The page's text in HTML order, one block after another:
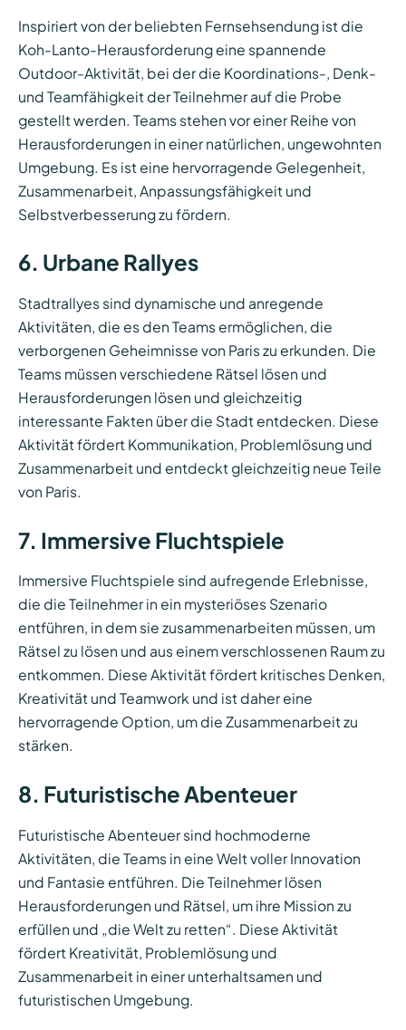
Inspiriert von der beliebten Fernsehsendung ist die
Koh-Lanto-Herausforderung eine spannende
Outdoor-Aktivität, bei der die Koordinations-, Denk-
und Teamfähigkeit der Teilnehmer auf die Probe
gestellt werden. Teams stehen vor einer Reihe von
Herausforderungen in einer natürlichen, ungewohnten
Umgebung. Es ist eine hervorragende Gelegenheit,
Zusammenarbeit, Anpassungsfähigkeit und
Selbstverbesserung zu fördern.
6. Urbane Rallyes
Stadtrallyes sind dynamische und anregende
Aktivitäten, die es den Teams ermöglichen, die
verborgenen Geheimnisse von Paris zu erkunden. Die
Teams müssen verschiedene Rätsel lösen und
Herausforderungen lösen und gleichzeitig
interessante Fakten über die Stadt entdecken. Diese
Aktivität fördert Kommunikation, Problemlösung und
Zusammenarbeit und entdeckt gleichzeitig neue Teile
von Paris.
7. Immersive Fluchtspiele
Immersive Fluchtspiele sind aufregende Erlebnisse,
die die Teilnehmer in ein mysteriöses Szenario
entführen, in dem sie zusammenarbeiten müssen, um
Rätsel zu lösen und aus einem verschlossenen Raum zu
entkommen. Diese Aktivität fördert kritisches Denken,
Kreativität und Teamwork und ist daher eine
hervorragende Option, um die Zusammenarbeit zu
stärken.
8. Futuristische Abenteuer
Futuristische Abenteuer sind hochmoderne
Aktivitäten, die Teams in eine Welt voller Innovation
und Fantasie entführen. Die Teilnehmer lösen
Herausforderungen und Rätsel, um ihre Mission zu
erfüllen und „die Welt zu retten“. Diese Aktivität
fördert Kreativität, Problemlösung und
Zusammenarbeit in einer unterhaltsamen und
futuristischen Umgebung.